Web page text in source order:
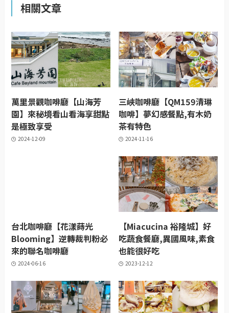
相關文章
萬里景觀咖啡廳【山海芳
園】來秘境看山看海享甜點
是極致享受
2024-12-09
三峽咖啡廳【QM159清琳
咖啡】夢幻感餐點,有木奶
茶有特色
2024-11-16
台北咖啡廳【花漾蒔光
Blooming】逆轉裁判粉必
來的聯名咖啡廳
2024-06-16
【Miacucina 裕隆城】好
吃蔬食餐廳,異國風味,素食
也能很好吃
2023-12-12